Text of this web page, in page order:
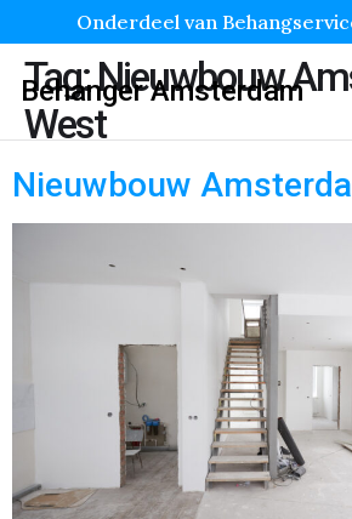
Onderdeel van
Behanger Amsterdam
Tag:Nieuwbouw
West
Nieuwbouw